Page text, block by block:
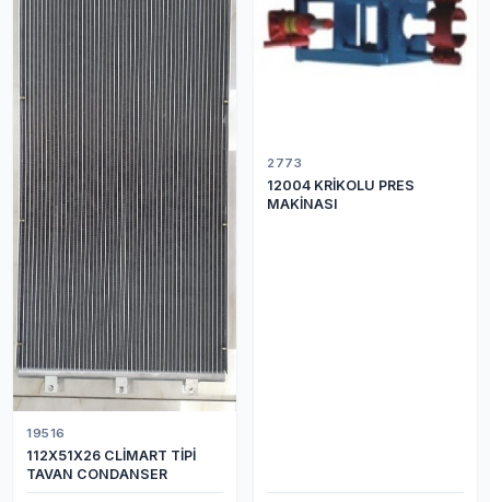
19516
112X51X26 CLİMART TİPİ
TAVAN CONDANSER
2773
12004 KRİKOLU PRES
MAKİNASI